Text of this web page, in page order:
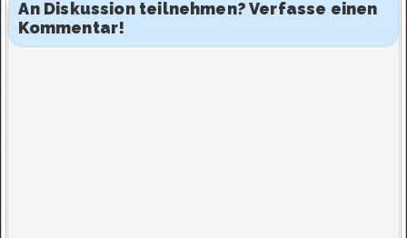
An Diskussion teilnehmen? Verfasse einen
Kommentar!